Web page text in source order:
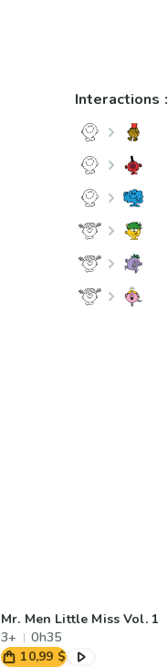
Interactions :
Mr. Men Little Miss Vol. 1
3+
0h35
10,99 $